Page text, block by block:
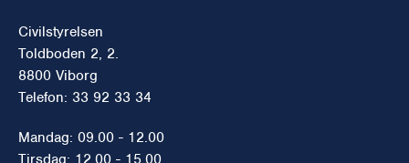
Civilstyrelsen
Toldboden 2, 2.
8800 Viborg
Telefon: 33 92 33 34
Mandag: 09.00 - 12.00
Tirsdag: 12.00 - 15.00